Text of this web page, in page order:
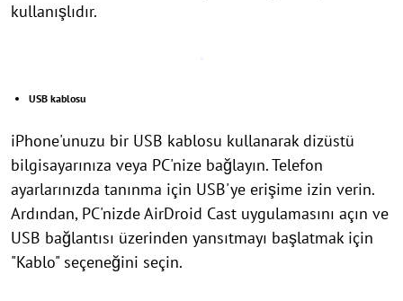
kullanışlıdır.
USB kablosu
iPhone'unuzu bir USB kablosu kullanarak dizüstü
bilgisayarınıza veya PC'nize bağlayın. Telefon
ayarlarınızda tanınma için USB'ye erişime izin verin.
Ardından, PC'nizde AirDroid Cast uygulamasını açın ve
USB bağlantısı üzerinden yansıtmayı başlatmak için
"Kablo" seçeneğini seçin.